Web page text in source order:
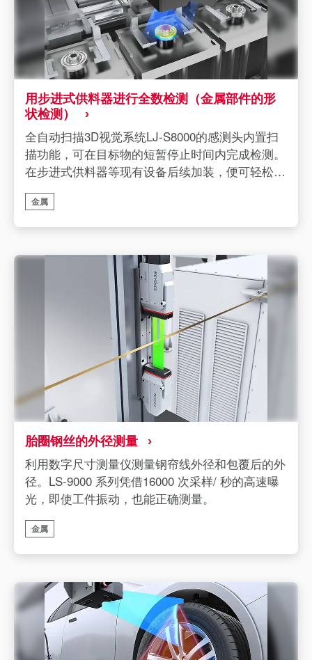
用步进式供料器进行全数检测（金属部件的形
状检测）
全自动扫描3D视觉系统LJ-S8000的感测头内置扫
描功能，可在目标物的短暂停止时间内完成检测。
在步进式供料器等现有设备后续加装，便可轻松导
入3D检测。
金属
胎圈钢丝的外径测量
利用数字尺寸测量仪测量钢帘线外径和包覆后的外
径。LS-9000 系列凭借16000 次采样/ 秒的高速曝
光，即使工件振动，也能正确测量。
金属